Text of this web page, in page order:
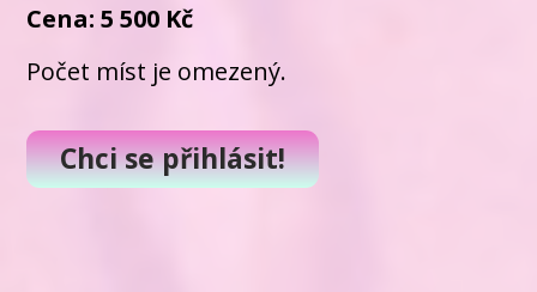
Cena: 5 500 Kč
Počet míst je omezený.
Chci se přihlásit!